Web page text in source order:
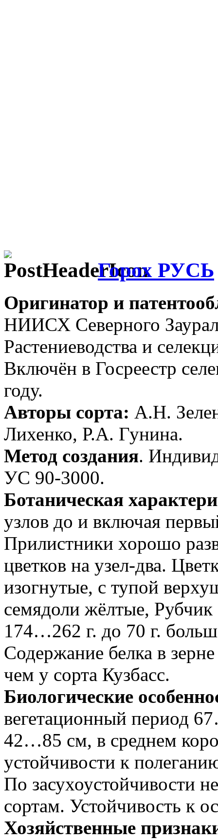
Горох РУСЬ
Оригинатор и
НИИСХ Северного
Растениеводства и
Включён в Госреестр
году.
Авторы сорта: А.Н.
Лихенко, Р.А. Гунина.
Метод создания.
УС 90-3000.
Ботаническая
узлов до и включая
Прилистники хорошо
цветков на узел-два.
изогнутые, с тупой
семядоли жёлтые,
174…262 г. до 70 г.
Содержание белка в
чем у сорта Кузбасс.
Биологические
вегетационный период
42…85 см, в среднем
устойчивости к
По засухоустойчивости
сортам. Устойчивость к
Хозяйственные